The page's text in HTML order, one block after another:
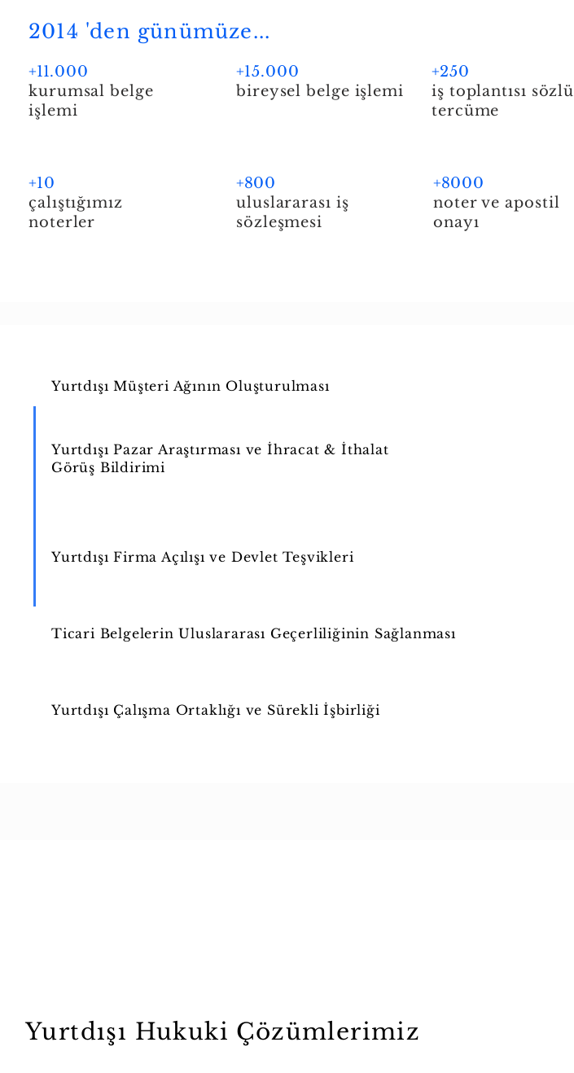
2014 'den günümüze...
+11.000
kurumsal belge
işlemi
+15.000
bireysel belge işlemi
+250
iş toplantısı sözlü
tercüme
+10
çalıştığımız
noterler
+800
uluslararası iş
sözleşmesi
+8000
noter ve apostil
onayı
Yurtdışı Müşteri Ağının Oluşturulması
Yurtdışı Pazar Araştırması ve İhracat & İthalat
Görüş Bildirimi
Yurtdışı Firma Açılışı ve Devlet Teşvikleri
Ticari Belgelerin Uluslararası Geçerliliğinin Sağlanması
Yurtdışı Çalışma Ortaklığı ve Sürekli İşbirliği
Yurtdışı Hukuki Çözümlerimiz